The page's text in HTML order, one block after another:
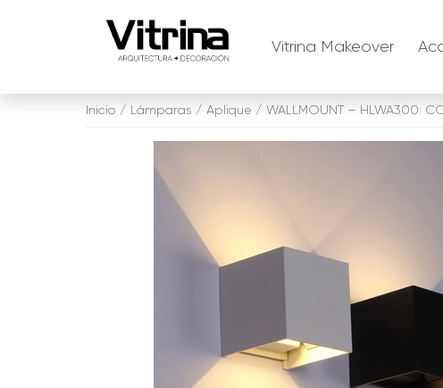
Vitrina Makeover
Inicio / Lámparas / Aplique / WALLMOUNT – HLWA300: